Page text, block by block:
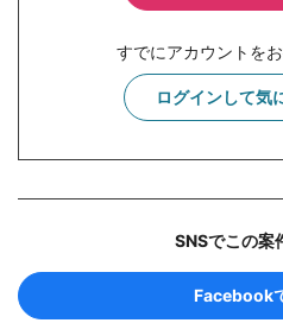
すでにアカウントを
ログインして気
SNSでこの案
Facebook